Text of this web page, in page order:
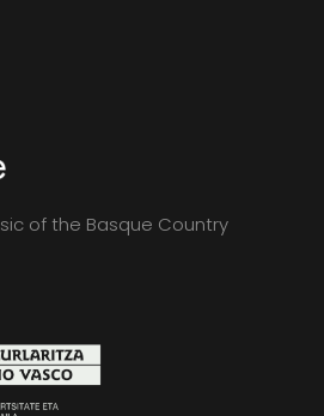
of the Basque Country